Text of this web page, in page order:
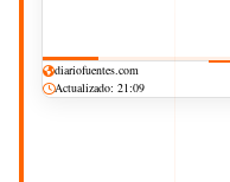
diariofuentes.com
Actualizado: 21:09